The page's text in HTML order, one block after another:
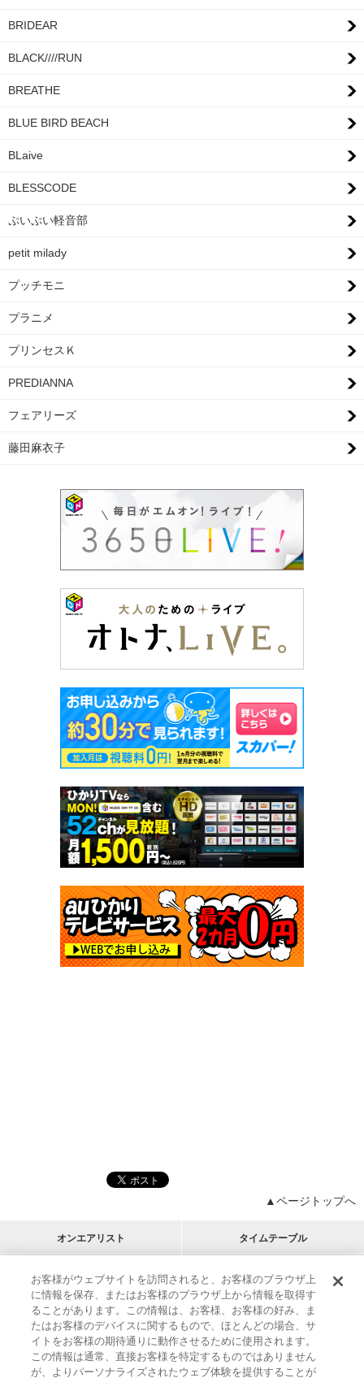
BRIDEAR
BLACK////RUN
BREATHE
BLUE BIRD BEACH
BLaive
BLESSCODE
ぷいぷい軽音部
petit milady
プッチモニ
プラニメ
プリンセスＫ
PREDIANNA
フェアリーズ
藤田麻衣子
▲ページトップへ
オンエアリスト タイムテーブル
アーティストリスト
M-ON!
RECOMMEND
リクエスト
インフォメーション | プレゼント&ご招待
MUSIC ON! TV（エムオン!）とは？ | サポート
お客様がウェブサイトを訪問されると、お客様のブラウザ上
に情報を保存、またはお客様のブラウザ上から情報を取得す
ることがあります。この情報は、お客様、お客様の好み、ま
たはお客様のデバイスに関するもので、ほとんどの場合、サ
イトをお客様の期待通りに動作させるために使用されます。
この情報は通常、直接お客様を特定するものではありません
が、よりパーソナライズされたウェブ体験を提供することが